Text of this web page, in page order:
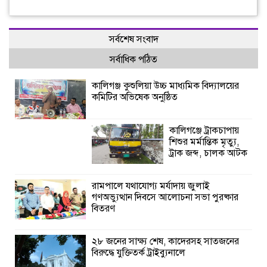
সর্বশেষ সংবাদ
সর্বাধিক পঠিত
কালিগঞ্জ কুশুলিয়া উচ্চ মাধ্যমিক বিদ্যালয়ের
কমিটির অভিষেক অনুষ্ঠিত
কালিগঞ্জে ট্রাকচাপায়
শিশুর মর্মান্তিক মৃত্যু,
ট্রাক জব্দ, চালক আটক
রামপালে যথাযোগ্য মর্যাদায় জুলাই
গণঅভ্যুত্থান দিবসে আলোচনা সভা পুরষ্কার
বিতরণ
২৮ জনের সাক্ষ্য শেষ, কাদেরসহ সাতজনের
বিরুদ্ধে যুক্তিতর্ক ট্রাইব্যুনালে